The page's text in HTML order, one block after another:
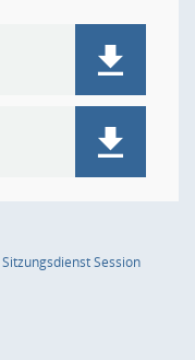
SitzungsdienstSession(Wird in